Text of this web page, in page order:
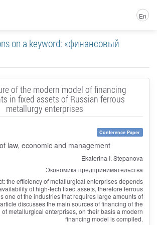
En
on a keyword: «финансовый
of the modern model of financing
in fixed assets of Russian ferrous
metallurgy enterprises
Conference Paper
law, economic and management
Ekaterina I. Stepanova
Экономика предпринимательства
the efficiency of metallurgical enterprises depends
of high-tech fixed assets, therefore ferrous
one of the industries that requires large amounts of
discusses the main sources of financing of the
metallurgical enterprises, on their basis a modern
financing model is compiled.